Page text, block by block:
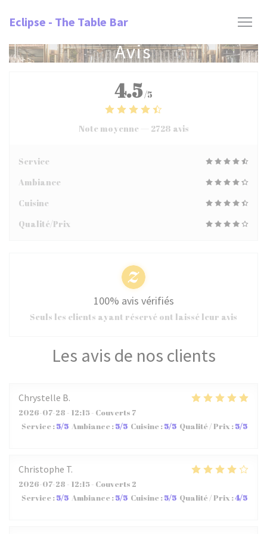
Eclipse - The Table Bar
Avis
Les avis de nos clients
Chrystelle B
2026-07-28 - 12:15 - Couverts 7
Service :5/5 Ambiance :5/5 Cuisine :5/5 Qualité / Prix :5/5
Christophe T
2026-07-28 - 12:15 - Couverts 2
Service :5/5 Ambiance :5/5 Cuisine :5/5 Qualité / Prix :4/5
4.5/5
Note moyenne — 2728 avis
Service
Ambiance
Cuisine
Qualité/Prix
100% avis vérifiés
Seuls les clients ayant réservé ont laissé leur avis